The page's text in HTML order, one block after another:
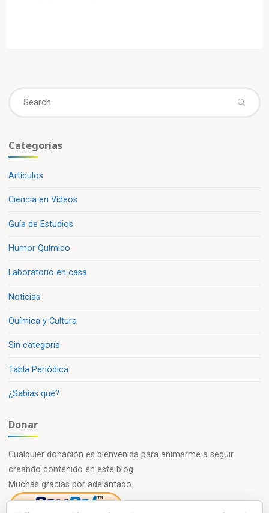
Categorías
Artículos
Ciencia en Vídeos
Guía de Estudios
Humor Químico
Laboratorio en casa
Noticias
Química y Cultura
Sin categoría
Tabla Periódica
¿Sabías qué?
Donar
Cualquier donación es bienvenida para animarme a seguir
creando contenido en este blog.
Muchas gracias por adelantado.